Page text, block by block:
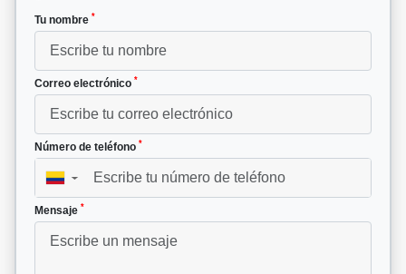
Tu nombre *
Correo electrónico *
Número de teléfono *
▼
Mensaje *